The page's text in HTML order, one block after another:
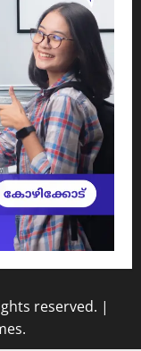
reserved. |